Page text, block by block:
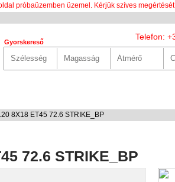
próbaüzemben üzemel. Kérjük szíves
Telefon:
Gyorskereső
8X18 ET45 72.6 STRIKE_BP
72.6 STRIKE_BP